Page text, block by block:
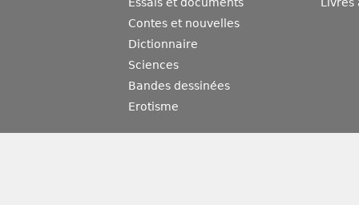
Essais et documents
Contes et nouvelles
Dictionnaire
Sciences
Bandes dessinées
Erotisme
Livres